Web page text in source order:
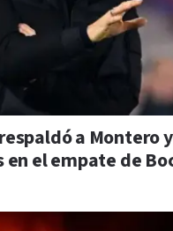
a Montero
en el empate de